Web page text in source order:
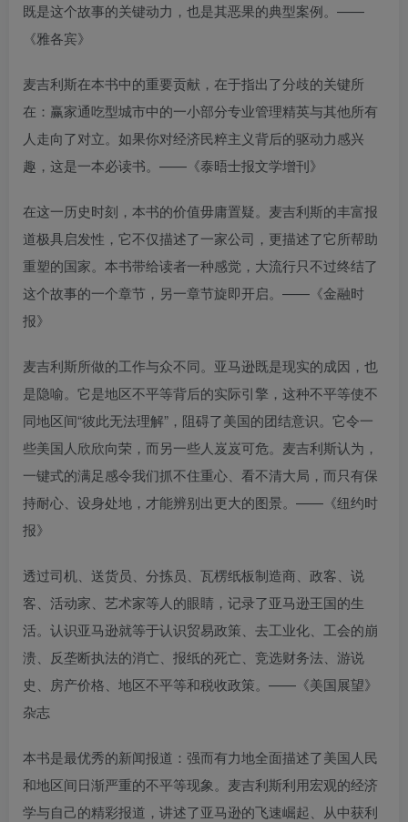
既是这个故事的关键动力，也是其恶果的典型案例。——
《雅各宾》
麦吉利斯在本书中的重要贡献，在于指出了分歧的关键所
在：赢家通吃型城市中的一小部分专业管理精英与其他所有
人走向了对立。如果你对经济民粹主义背后的驱动力感兴
趣，这是一本必读书。——《泰晤士报文学增刊》
在这一历史时刻，本书的价值毋庸置疑。麦吉利斯的丰富报
道极具启发性，它不仅描述了一家公司，更描述了它所帮助
重塑的国家。本书带给读者一种感觉，大流行只不过终结了
这个故事的一个章节，另一章节旋即开启。——《金融时
报》
麦吉利斯所做的工作与众不同。亚马逊既是现实的成因，也
是隐喻。它是地区不平等背后的实际引擎，这种不平等使不
同地区间“彼此无法理解”，阻碍了美国的团结意识。它令一
些美国人欣欣向荣，而另一些人岌岌可危。麦吉利斯认为，
一键式的满足感令我们抓不住重心、看不清大局，而只有保
持耐心、设身处地，才能辨别出更大的图景。——《纽约时
报》
透过司机、送货员、分拣员、瓦楞纸板制造商、政客、说
客、活动家、艺术家等人的眼睛，记录了亚马逊王国的生
活。认识亚马逊就等于认识贸易政策、去工业化、工会的崩
溃、反垄断执法的消亡、报纸的死亡、竞选财务法、游说
史、房产价格、地区不平等和税收政策。——《美国展望》
杂志
本书是最优秀的新闻报道：强而有力地全面描述了美国人民
和地区间日渐严重的不平等现象。麦吉利斯利用宏观的经济
学与自己的精彩报道，讲述了亚马逊的飞速崛起、从中获利